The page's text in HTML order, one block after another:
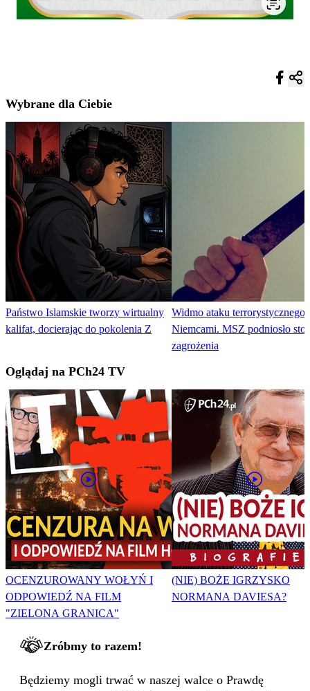
Wybrane dla Ciebie
Państwo Islamskie tworzy wirtualny
kalifat, docierając do pokolenia Z
Widmo ataku terrorystycznego
Niemcami. MSZ podniosło
zagrożenia
Oglądaj na PCh24 TV
OCENZUROWANY WOŁYŃ I
ODPOWIEDŹ NA FILM
"ZIELONA GRANICA"
(NIE) BOŻE IGRZYSKO
NORMANA DAVIESA?
Zróbmy to razem!
Będziemy mogli trwać w naszej walce o Prawdę